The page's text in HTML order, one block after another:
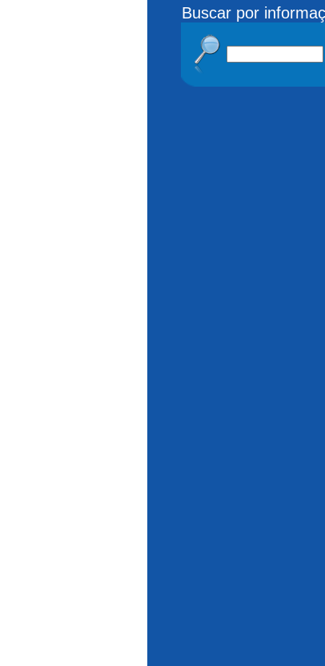
Buscar por